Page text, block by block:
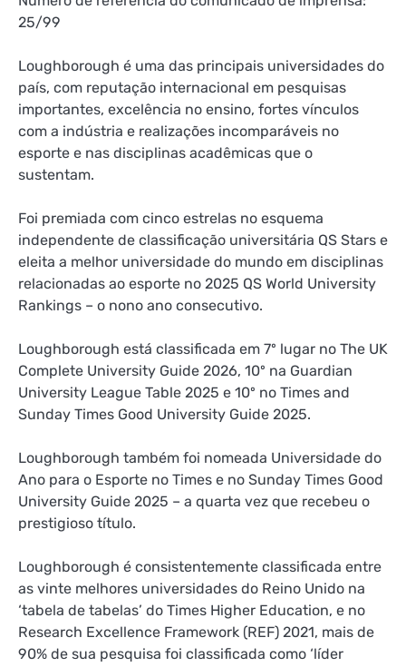
25/99
Loughborough é uma das principais universidades do
país, com reputação internacional em pesquisas
importantes, excelência no ensino, fortes vínculos
com a indústria e realizações incomparáveis ​​no
esporte e nas disciplinas acadêmicas que o
sustentam.
Foi premiada com cinco estrelas no esquema
independente de classificação universitária QS Stars e
eleita a melhor universidade do mundo em disciplinas
relacionadas ao esporte no 2025 QS World University
Rankings – o nono ano consecutivo.
Loughborough está classificada em 7º lugar no The UK
Complete University Guide 2026, 10º na Guardian
University League Table 2025 e 10º no Times and
Sunday Times Good University Guide 2025.
Loughborough também foi nomeada Universidade do
Ano para o Esporte no Times e no Sunday Times Good
University Guide 2025 – a quarta vez que recebeu o
prestigioso título.
Loughborough é consistentemente classificada entre
as vinte melhores universidades do Reino Unido na
‘tabela de tabelas’ do Times Higher Education, e no
Research Excellence Framework (REF) 2021, mais de
90% de sua pesquisa foi classificada como ‘líder